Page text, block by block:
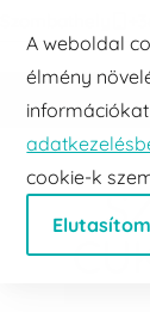
A weboldal
élmény
cookie-k
Elutasítom
Ugrás a